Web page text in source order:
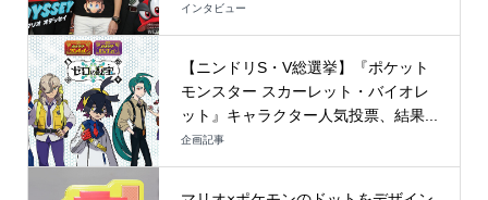
インタビュー
【ニンドリS・V総選挙】『ポケット
モンスター スカーレット・バイオレ
ット』キャラクター人気投票、結果...
企画記事